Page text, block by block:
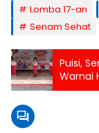
Lomba 17-an
Senam Sehat
Puisi,
Warnai